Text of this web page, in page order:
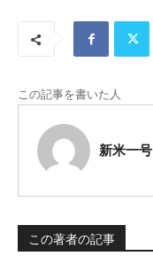
この記事を書いた人
新米一号
この著者の記事